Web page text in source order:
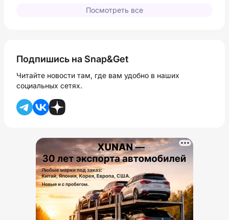
Посмотреть все
Подпишись на Snap&Get
Читайте новости там, где вам удобно в наших
социальных сетях.